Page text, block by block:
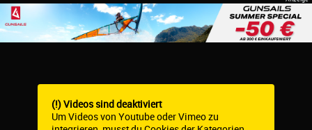
(!) Videos sind deaktiviert
Um Videos von Youtube oder Vimeo zu